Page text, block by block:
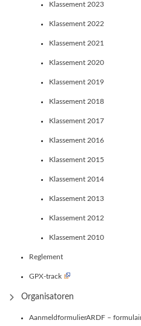
Klassement 2023
Klassement 2022
Klassement 2021
Klassement 2020
Klassement 2019
Klassement 2018
Klassement 2017
Klassement 2016
Klassement 2015
Klassement 2014
Klassement 2013
Klassement 2012
Klassement 2010
Reglement
GPX-track
Organisatoren
AanmeldformulierARDF –